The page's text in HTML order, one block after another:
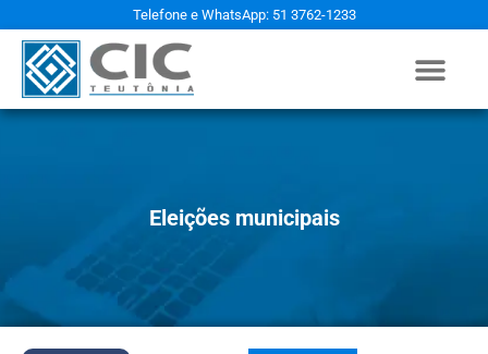
Telefone e WhatsApp: 51 3762-1233
Eleições municipais